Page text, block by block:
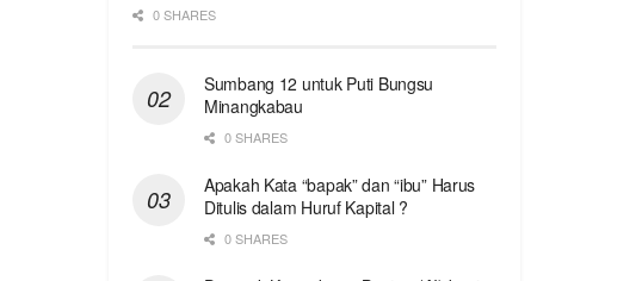
0 SHARES
Sumbang 12 untuk Puti Bungsu
Minangkabau
0 SHARES
Apakah Kata “bapak” dan “ibu” Harus
Ditulis dalam Huruf Kapital ?
0 SHARES